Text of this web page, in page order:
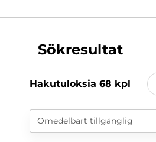
Sökresultat
Hakutuloksia 68 kpl
Omedelbart tillgänglig